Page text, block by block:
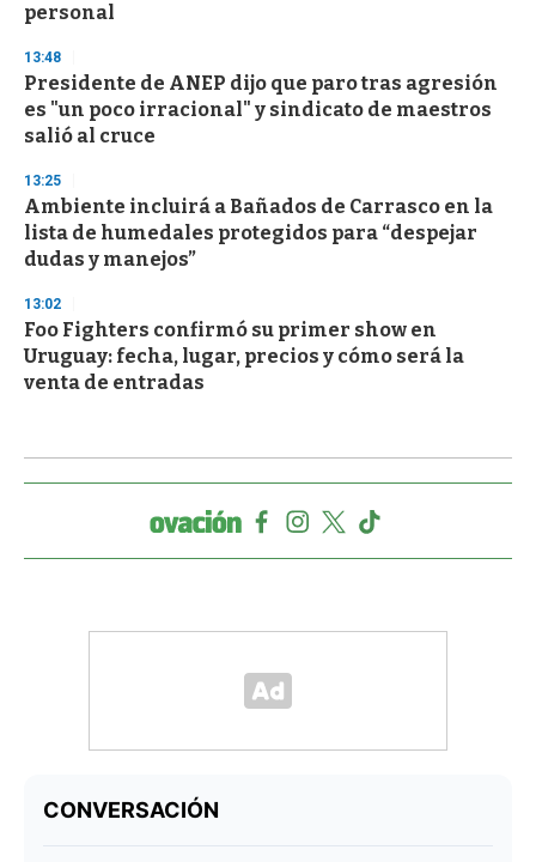
personal
13:48
Presidente de ANEP dijo que paro tras agresión
es "un poco irracional" y sindicato de maestros
salió al cruce
13:25
Ambiente incluirá a Bañados de Carrasco en la
lista de humedales protegidos para “despejar
dudas y manejos”
13:02
Foo Fighters confirmó su primer show en
Uruguay: fecha, lugar, precios y cómo será la
venta de entradas